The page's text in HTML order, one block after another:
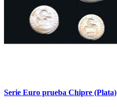
Serie Euro prueba Chipre (Plata)